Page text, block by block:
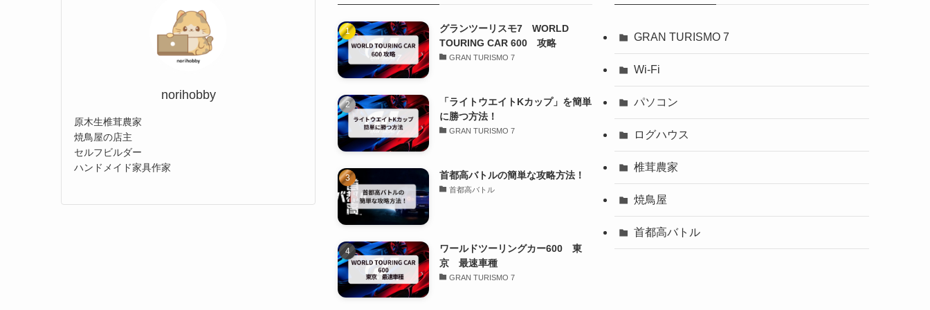
norihobby
原木生椎茸農家
焼鳥屋の店主
セルフビルダー
ハンドメイド家具作家
グランツーリスモ7 WORLD
TOURING CAR 600 攻略
GRAN TURISMO 7
「ライトウエイトKカップ」を簡単
に勝つ方法！
GRAN TURISMO 7
首都高バトルの簡単な攻略方法！
首都高バトル
ワールドツーリングカー600 東
京 最速車種
GRAN TURISMO 7
GRAN TURISMO 7
Wi-Fi
パソコン
ログハウス
椎茸農家
焼鳥屋
首都高バトル